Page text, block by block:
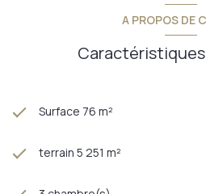
A PROPOS DE
Surface 76 m²
terrain 5 251 m²